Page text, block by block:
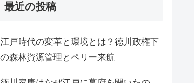
最近の投稿
江戸時代の変革と環境とは？徳川政権下
の森林資源管理とペリー来航